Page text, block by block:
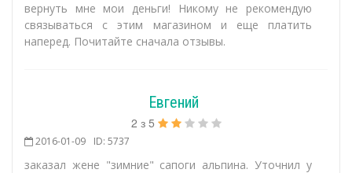
вернуть мне мои деньги! Никому не рекомендую
связываться с этим магазином и еще платить
наперед. Почитайте сначала отзывы.
Евгений
2 з 5
2016-01-09 ID: 5737
заказал жене "зимние" сапоги альпина. Уточнил у